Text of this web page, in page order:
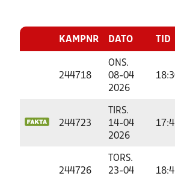
KAMPNR DATO TID
244718
ONS.
08-04
2026
244723
TIRS.
14-04
2026
244726
TORS.
23-04